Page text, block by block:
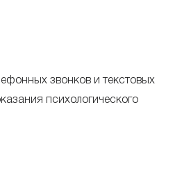
звонков и текстовых
психологического